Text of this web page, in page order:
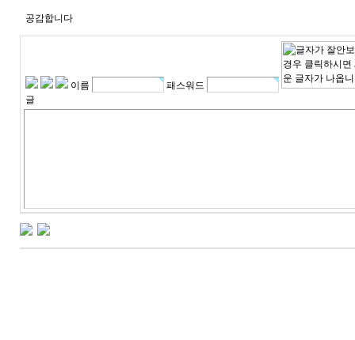
공감합니다
이름
패스워드
글